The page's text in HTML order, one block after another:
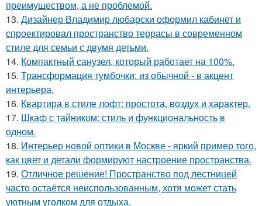
преимуществом, а не проблемой.
13. Дизайнер Владимир любарски оформил кабинет и
спроектировал пространство террасы в современном
стиле для семьи с двумя детьми.
14. Компактный санузел, который работает на 100%.
15. Трансформация тумбочки: из обычной - в акцент
интерьера.
16. Квартира в стиле лофт: простота, воздух и характер.
17. Шкаф с тайником: стиль и функциональность в
одном.
18. Интерьер новой оптики в Москве - яркий пример того,
как цвет и детали формируют настроение пространства.
19. Отличное решение! Пространство под лестницей
часто остаётся неиспользованным, хотя может стать
уютным уголком для отдыха.